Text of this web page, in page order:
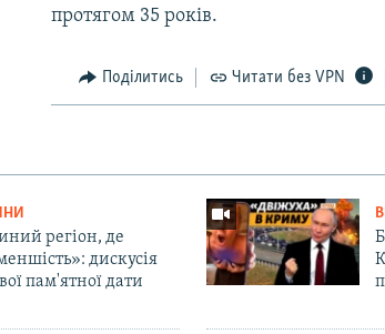
протягом 35 років.
Поділитись Читати без VPN
регіон, де
дискусія
пам'ятної дати